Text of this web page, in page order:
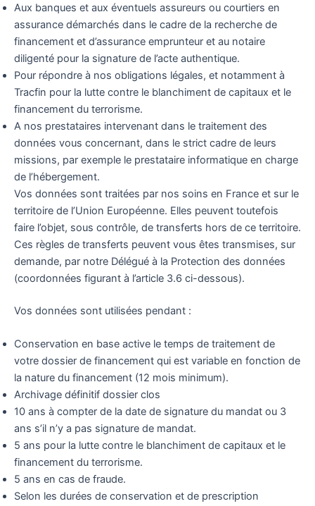
Aux banques et aux éventuels assureurs ou courtiers en
assurance démarchés dans le cadre de la recherche de
financement et d’assurance emprunteur et au notaire
diligenté pour la signature de l’acte authentique.
Pour répondre à nos obligations légales, et notamment à
Tracfin pour la lutte contre le blanchiment de capitaux et le
financement du terrorisme.
A nos prestataires intervenant dans le traitement des
données vous concernant, dans le strict cadre de leurs
missions, par exemple le prestataire informatique en charge
de l’hébergement.
Vos données sont traitées par nos soins en France et sur le
territoire de l’Union Européenne. Elles peuvent toutefois
faire l’objet, sous contrôle, de transferts hors de ce territoire.
Ces règles de transferts peuvent vous êtes transmises, sur
demande, par notre Délégué à la Protection des données
(coordonnées figurant à l’article 3.6 ci-dessous).
Vos données sont utilisées pendant :
Conservation en base active le temps de traitement de
votre dossier de financement qui est variable en fonction de
la nature du financement (12 mois minimum).
Archivage définitif dossier clos
10 ans à compter de la date de signature du mandat ou 3
ans s’il n’y a pas signature de mandat.
5 ans pour la lutte contre le blanchiment de capitaux et le
financement du terrorisme.
5 ans en cas de fraude.
Selon les durées de conservation et de prescription